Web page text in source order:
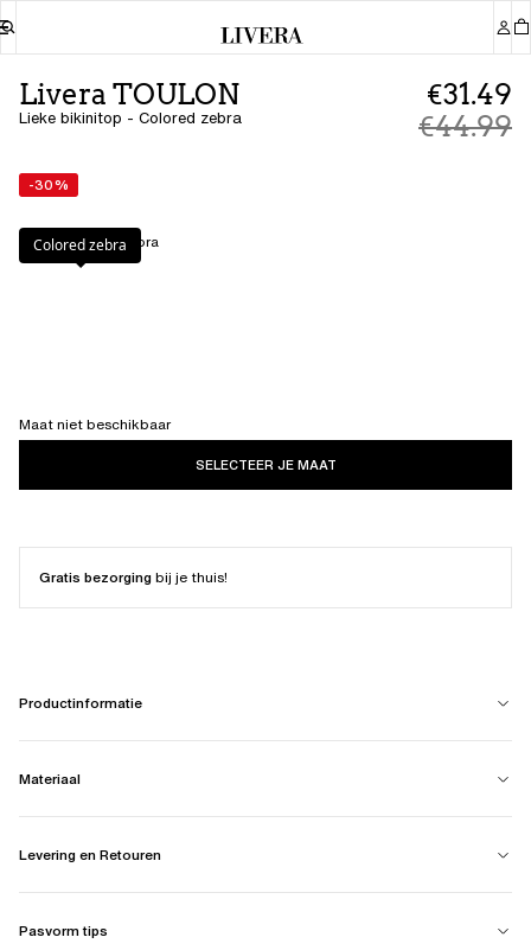
Livera TOULON
Lieke bikinitop - Colored zebra
€31.49
€44.99
-30%
Kleur:Colored zebra
Colored zebra
Maat niet beschikbaar
SELECTEER JE MAAT
Gratis bezorgingbij je thuis!
Productinformatie
Materiaal
Levering en Retouren
Pasvorm tips